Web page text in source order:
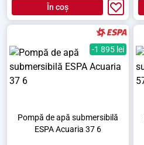
În coș
-1 895 lei
Pompă de apă submersibilă
ESPA Acuaria 37 6